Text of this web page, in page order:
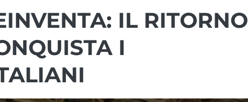
IL RITORNO
I